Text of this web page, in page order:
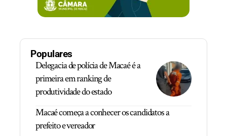
Populares
Delegacia de polícia de Macaé é a
primeira em ranking de
produtividade do estado
Macaé começa a conhecer os candidatos a
prefeito e vereador